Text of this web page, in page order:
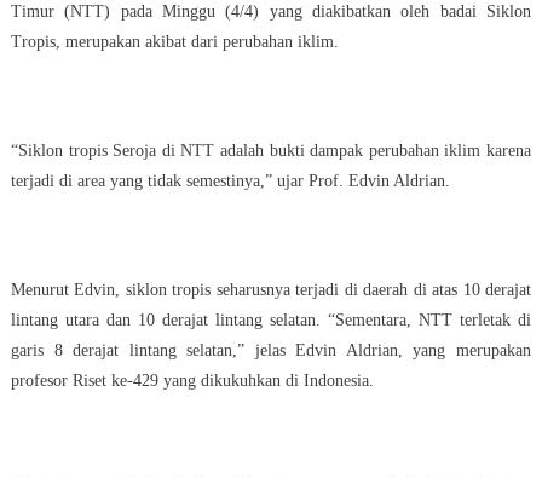
Seroja
Akibat
Timur (NTT) pada Minggu (4/4) yang diakibatkan oleh badai Siklon
Tropis, merupakan akibat dari perubahan iklim.
“Siklon tropis Seroja di NTT adalah bukti dampak perubahan iklim karena
terjadi di area yang tidak semestinya,” ujar Prof. Edvin Aldrian.
Menurut Edvin, siklon tropis seharusnya terjadi di daerah di atas 10 derajat
lintang utara dan 10 derajat lintang selatan. “Sementara, NTT terletak di
garis 8 derajat lintang selatan,” jelas Edvin Aldrian, yang merupakan
profesor Riset ke-429 yang dikukuhkan di Indonesia.